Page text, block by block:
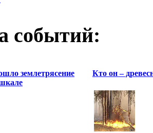
событий:
землетрясение
Кто он –